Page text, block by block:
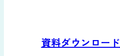
資料ダウンロード